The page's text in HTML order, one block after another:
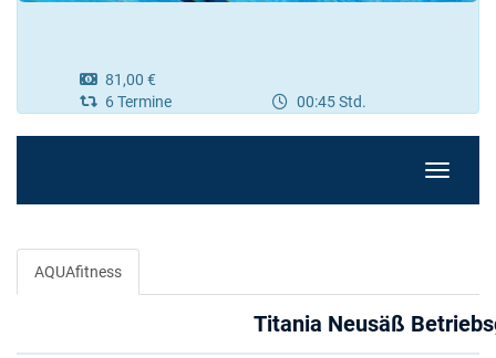
81,00 €
6 Termine
00:45 Std.
AQUAfitness
Titania Neusäß